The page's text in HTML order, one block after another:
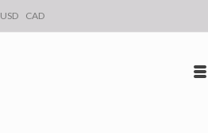
USD CAD